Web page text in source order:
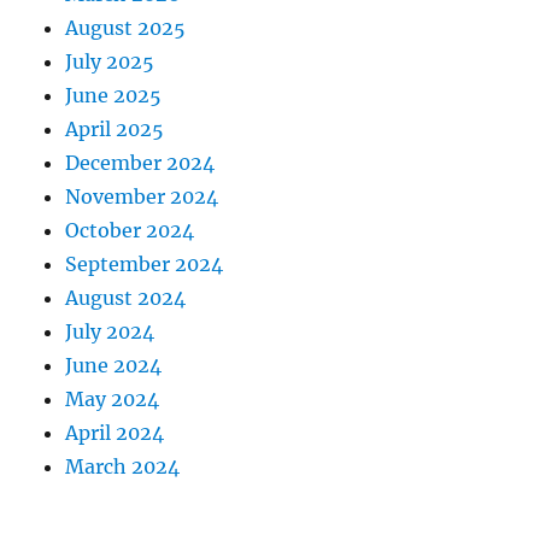
August 2025
July 2025
June 2025
April 2025
December 2024
November 2024
October 2024
September 2024
August 2024
July 2024
June 2024
May 2024
April 2024
March 2024